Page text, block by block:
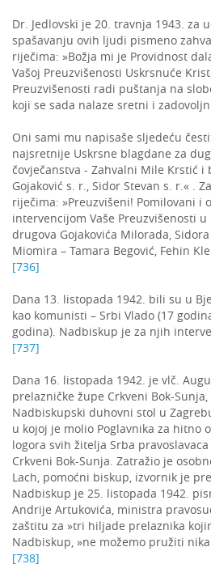
Dr. Jedlovski je 20. travnja 1943. za
spašavanju ovih ljudi pismeno
riječima: »Božja mi je Providnost
Vašoj Preuzvišenosti Uskrsnuće
Preuzvišenosti radi puštanja na
koji se sada nalaze sretni i
Oni sami mu napisaše sljedeću
najsretnije Uskrsne blagdane za
čovječanstva - Zahvalni Mile Krstić
Gojaković s. r., Sidor Stevan s. r.« .
riječima: »Preuzvišeni! Pomilovani i
intervencijom Vaše Preuzvišenosti
drugova Gojakovića Milorada,
Miomira – Tamara Begović, Fehin
[736]
Dana 13. listopada 1942. bili su u
kao komunisti – Srbi Vlado (17
godina). Nadbiskup je za njih
[737]
Dana 16. listopada 1942. je vlč.
prelazničke župe Crkveni Bok-
Nadbiskupski duhovni stol u
u kojoj je molio Poglavnika za hitno
logora svih žitelja Srba
Crkveni Bok-Sunja. Zatražio je
Lach, pomoćni biskup, izvornik je
Nadbiskup je 25. listopada 1942.
Andrije Artukovića, ministra
zaštitu za »tri hiljade prelaznika
Nadbiskup, »ne možemo pružiti
[738]